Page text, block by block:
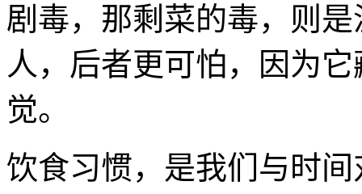
剧毒，那剩菜的毒，则
人，后者更可怕，因为
觉。
饮食习惯，是我们与时